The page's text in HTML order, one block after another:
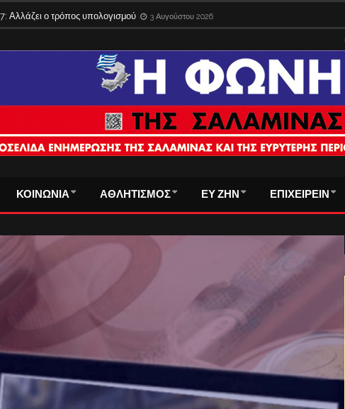
Αλλάζει ο τρόπος υπολογισμού 3 Αυγούστου 2026
τα ταξίδια στο εξωτερικό με την παλιά ταυτότητα – Λήγει η προθεσμία
ΚΟΙΝΩΝΙΑ ΑΘΛΗΤΙΣΜΟΣ ΕΥ ΖΗΝ ΕΠΙΧΕΙΡΕΙΝ